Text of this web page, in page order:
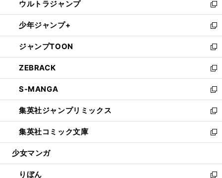
く
で
開
く
ド
ウ
で
開
く
ィ
ン
ド
ウ
で
開
く
い
ウ
ィ
ン
ド
ウ
で
開
く
ウルトラジャンプ
新
し
い
ウ
ィ
ン
ド
ウ
で
開
く
少年ジャンプ+
新
し
い
ウ
ィ
ン
ド
ウ
で
開
く
ジャンプTOON
新
し
い
ウ
ィ
ン
ド
ウ
で
開
ZEBRACK
新
し
い
ウ
ィ
ン
ド
ウ
開
く
S-MANGA
新
し
い
ウ
ィ
ン
ウ
で
集英社ジャンプリミックス
新
し
い
ウ
ン
ド
集英社コミック文庫
新
し
ウ
ィ
少女マンガ
りぼん